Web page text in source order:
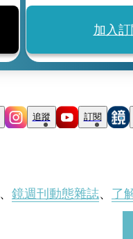
加入
追蹤 訂閱
、 鏡週刊動態雜誌、 了